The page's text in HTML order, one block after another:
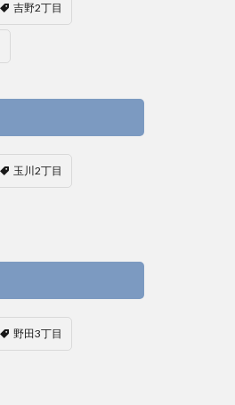
吉野2丁目
玉川2丁目
野田3丁目